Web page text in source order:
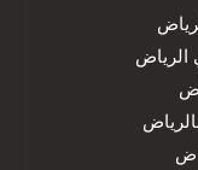
الرياض